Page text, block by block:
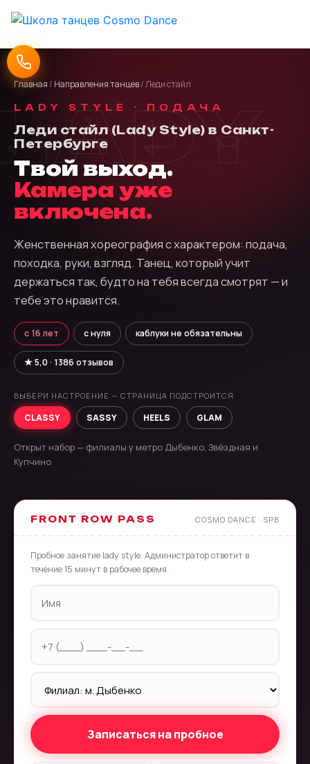
Главная / Направления танцев/ Леди стайл
LADY STYLE · ПОДАЧА
Леди стайл (Lady Style) в Санкт-
Петербурге
Твой выход.
Камера уже
включена.
Женственная хореография с характером: подача,
походка, руки, взгляд. Танец, который учит
держаться так, будто на тебя всегда смотрят — и
тебе это нравится.
с 16 лет с нуля каблуки не обязательны
★ 5,0 · 1386 отзывов
ВЫБЕРИ НАСТРОЕНИЕ — СТРАНИЦА ПОДСТРОИТСЯ
CLASSY SASSY HEELS GLAM
Открыт набор — филиалы у метро Дыбенко, Звёздная и
Купчино
FRONT ROW PASS COSMO DANCE · SPB
Пробное занятие lady style. Администратор ответит в
течение 15 минут в рабочее время.
Записаться на пробное